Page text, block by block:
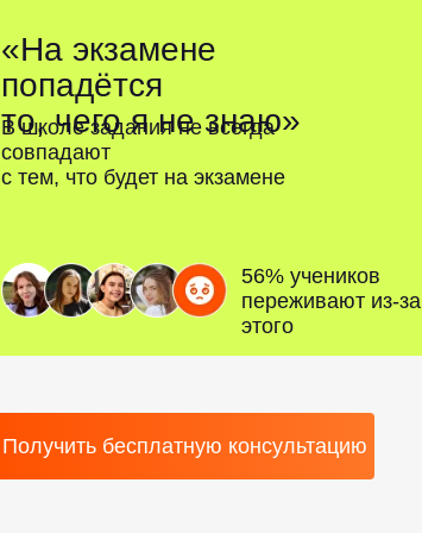
«На экзамене
попадётся
то, чего я не знаю»
В школе задания не всегда
совпадают
с тем, что будет на экзамене
56% учеников
переживают из-за
этого
Получить бесплатную консультацию